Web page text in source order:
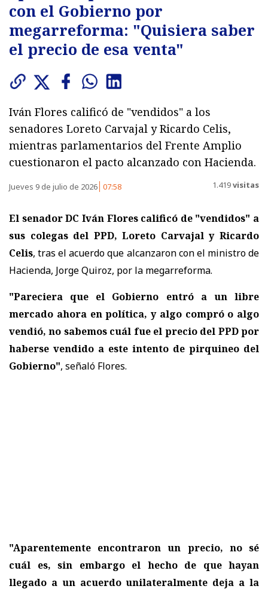
con el Gobierno por
megarreforma: "Quisiera saber
el precio de esa venta"
Iván Flores calificó de "vendidos" a los
senadores Loreto Carvajal y Ricardo Celis,
mientras parlamentarios del Frente Amplio
cuestionaron el pacto alcanzado con Hacienda.
Jueves 9 de julio de 2026 07:58 1.419visitas
El senador DC Iván Flores calificó de "vendidos" a
sus colegas del PPD, Loreto Carvajal y Ricardo
Celis, tras el acuerdo que alcanzaron con el ministro de
Hacienda, Jorge Quiroz, por la megarreforma.
"Pareciera que el Gobierno entró a un libre
mercado ahora en política, y algo compró o algo
vendió, no sabemos cuál fue el precio del PPD por
haberse vendido a este intento de pirquineo del
Gobierno", señaló Flores.
"Aparentemente encontraron un precio, no sé
cuál es, sin embargo el hecho de que hayan
llegado a un acuerdo unilateralmente deja a la